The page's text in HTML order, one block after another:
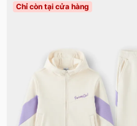
Chỉ còn tại cửa hàng